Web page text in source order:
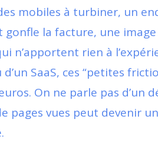
mobiles à turbiner, un
gonfle la facture, une
n’apportent rien à
SaaS, ces “petites
On ne parle pas
pages vues peut devenir